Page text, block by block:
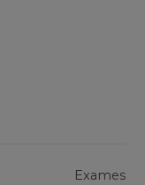
Exames